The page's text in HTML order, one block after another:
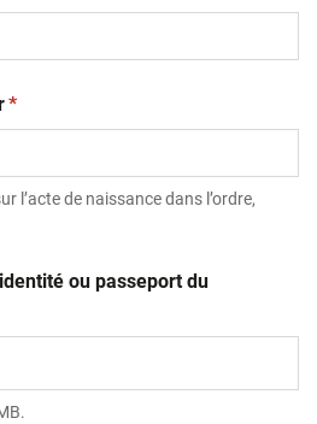
(obligatoire)
*
l’acte de naissance dans l’ordre,
ou passeport du